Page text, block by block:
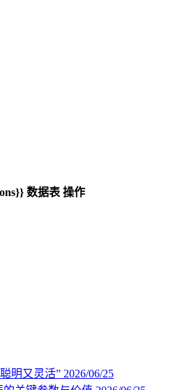
数据表 操作
明又灵活” 2026/06/25